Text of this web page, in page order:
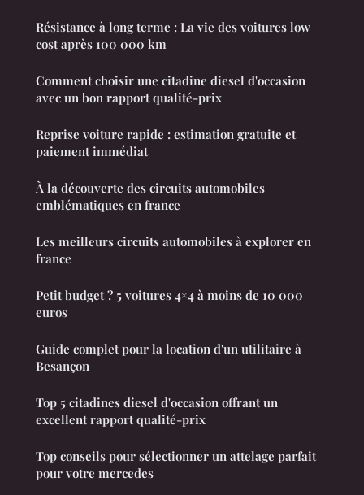
Résistance à long terme : La vie des voitures low
cost après 100 000 km
Comment choisir une citadine diesel d'occasion
avec un bon rapport qualité-prix
Reprise voiture rapide : estimation gratuite et
paiement immédiat
À la découverte des circuits automobiles
emblématiques en france
Les meilleurs circuits automobiles à explorer en
france
Petit budget ? 5 voitures 4×4 à moins de 10 000
euros
Guide complet pour la location d'un utilitaire à
Besançon
Top 5 citadines diesel d'occasion offrant un
excellent rapport qualité-prix
Top conseils pour sélectionner un attelage parfait
pour votre mercedes